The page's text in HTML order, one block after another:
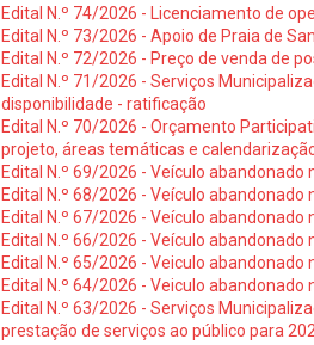
Edital N.º 74/2026 - Licenciamento de
Edital N.º 73/2026 - Apoio de Praia de
Edital N.º 72/2026 - Preço de venda de
Edital N.º 71/2026 - Serviços
disponibilidade - ratificação
Edital N.º 70/2026 - Orçamento
projeto, áreas temáticas e
Edital N.º 69/2026 - Veículo abandonado
Edital N.º 68/2026 - Veículo abandonado
Edital N.º 67/2026 - Veículo abandonado
Edital N.º 66/2026 - Veículo abandonado
Edital N.º 65/2026 - Veiculo abandonado
Edital N.º 64/2026 - Veiculo abandonado
Edital N.º 63/2026 - Serviços
prestação de serviços ao público para